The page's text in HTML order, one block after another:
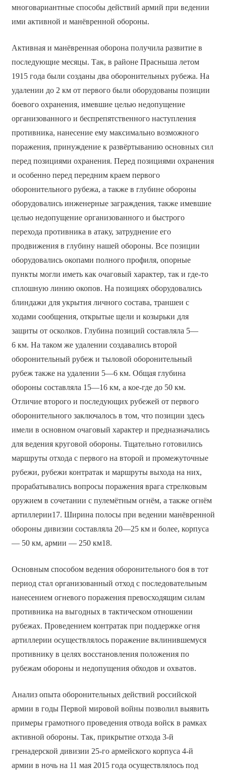
многовариантные способы действий армий при ведении
ими активной и манёвренной обороны.
Активная и манёвренная оборона получила развитие в
последующие месяцы. Так, в районе Прасныша летом
1915 года были созданы два оборонительных рубежа. На
удалении до 2 км от первого были оборудованы позиции
боевого охранения, имевшие целью недопущение
организованного и беспрепятственного наступления
противника, нанесение ему максимально возможного
поражения, принуждение к развёртыванию основных сил
перед позициями охранения. Перед позициями охранения
и особенно перед передним краем первого
оборонительного рубежа, а также в глубине обороны
оборудовались инженерные заграждения, также имевшие
целью недопущение организованного и быстрого
перехода противника в атаку, затруднение его
продвижения в глубину нашей обороны. Все позиции
оборудовались окопами полного профиля, опорные
пункты могли иметь как очаговый характер, так и где-то
сплошную линию окопов. На позициях оборудовались
блиндажи для укрытия личного состава, траншеи с
ходами сообщения, открытые щели и козырьки для
защиты от осколков. Глубина позиций составляла 5—
6 км. На таком же удалении создавались второй
оборонительный рубеж и тыловой оборонительный
рубеж также на удалении 5—6 км. Общая глубина
обороны составляла 15—16 км, а кое-где до 50 км.
Отличие второго и последующих рубежей от первого
оборонительного заключалось в том, что позиции здесь
имели в основном очаговый характер и предназначались
для ведения круговой обороны. Тщательно готовились
маршруты отхода с первого на второй и промежуточные
рубежи, рубежи контратак и маршруты выхода на них,
прорабатывались вопросы поражения врага стрелковым
оружием в сочетании с пулемётным огнём, а также огнём
артиллерии17. Ширина полосы при ведении манёвренной
обороны дивизии составляла 20—25 км и более, корпуса
— 50 км, армии — 250 км18.
Основным способом ведения оборонительного боя в тот
период стал организованный отход с последовательным
нанесением огневого поражения превосходящим силам
противника на выгодных в тактическом отношении
рубежах. Проведением контратак при поддержке огня
артиллерии осуществлялось поражение вклинившемуся
противнику в целях восстановления положения по
рубежам обороны и недопущения обходов и охватов.
Анализ опыта оборонительных действий российской
армии в годы Первой мировой войны позволил выявить
примеры грамотного проведения отвода войск в рамках
активной обороны. Так, прикрытие отхода 3-й
гренадерской дивизии 25-го армейского корпуса 4-й
армии в ночь на 11 мая 2015 года осуществлялось под